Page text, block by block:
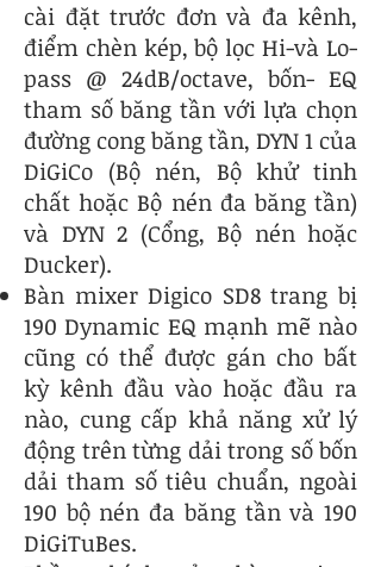
cài đặt trước đơn và đa kênh,
điểm chèn kép, bộ lọc Hi-và Lo-
pass @ 24dB/octave, bốn- EQ
tham số băng tần với lựa chọn
đường cong băng tần, DYN 1 của
DiGiCo (Bộ nén, Bộ khử tinh
chất hoặc Bộ nén đa băng tần)
và DYN 2 (Cổng, Bộ nén hoặc
Ducker).
Bàn mixer Digico SD8 trang bị
190 Dynamic EQ mạnh mẽ nào
cũng có thể được gán cho bất
kỳ kênh đầu vào hoặc đầu ra
nào, cung cấp khả năng xử lý
động trên từng dải trong số bốn
dải tham số tiêu chuẩn, ngoài
190 bộ nén đa băng tần và 190
DiGiTuBes.